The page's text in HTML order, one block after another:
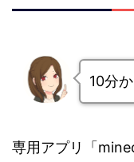
10分
専用アプリ「